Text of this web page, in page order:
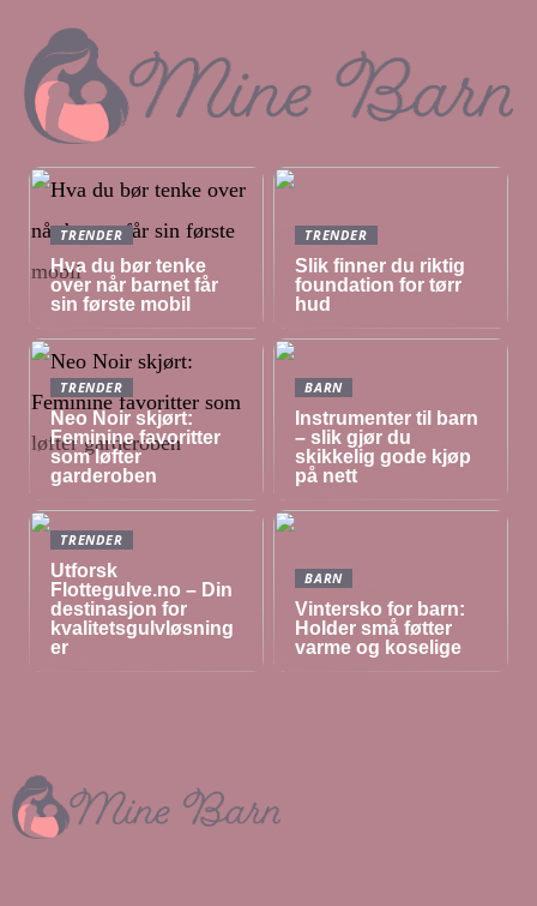
TRENDER
Hva du bør tenke
over når barnet får
sin første mobil
TRENDER
Slik finner du riktig
foundation for tørr
hud
TRENDER
Neo Noir skjørt:
Feminine favoritter
som løfter
garderoben
BARN
Instrumenter til barn
– slik gjør du
skikkelig gode kjøp
på nett
TRENDER
Utforsk
Flottegulve.no – Din
destinasjon for
kvalitetsgulvløsning
er
BARN
Vintersko for barn:
Holder små føtter
varme og koselige